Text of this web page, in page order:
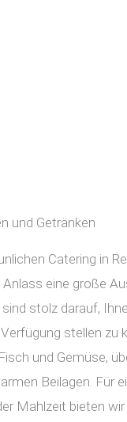
und Getränken
Catering in
eine große
sind stolz darauf,
stellen zu
und Gemüse,
Beilagen. Für
Mahlzeit bieten wir